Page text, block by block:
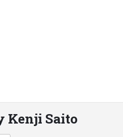
Kenji Saito